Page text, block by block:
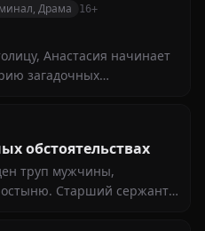
лишь то, что его
Драма 16+
Анастасия начинает
загадочных
и не подозревает, что
со своим подопечным
обстоятельствах
труп мужчины,
Старший сержант